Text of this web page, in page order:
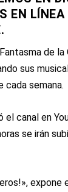
EN
de
sus
cada semana.
el canal en
se irán